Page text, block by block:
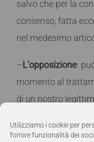
Utilizziamo i cookie per
fornire funzionalità dei
salvo che per la
consenso, fatta
nel medesimo
–L’opposizione:
momento al
di un nostro
trattamento che